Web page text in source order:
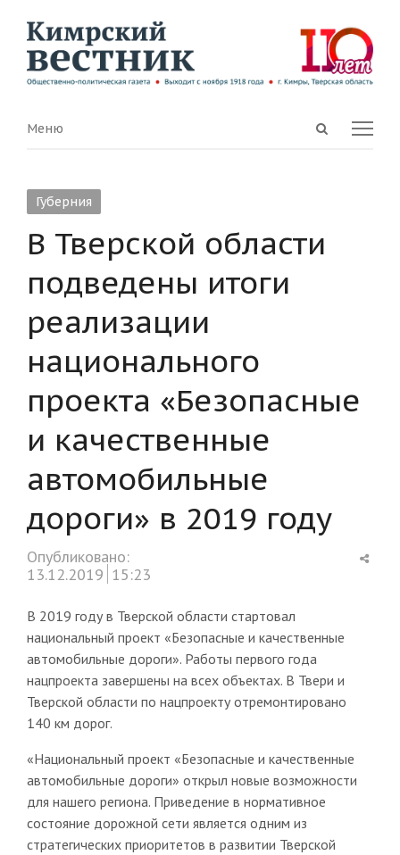
Open
Menu
Меню
Губерния
В Тверской области
подведены итоги
реализации
национального
проекта «Безопасные
и качественные
автомобильные
дороги» в 2019 году
Опубликовано:
13.12.2019 15:23
В 2019 году в Тверской области стартовал
национальный проект «Безопасные и качественные
автомобильные дороги». Работы первого года
нацпроекта завершены на всех объектах. В Твери и
Тверской области по нацпроекту отремонтировано
140 км дорог.
«Национальный проект «Безопасные и качественные
автомобильные дороги» открыл новые возможности
для нашего региона. Приведение в нормативное
состояние дорожной сети является одним из
стратегических приоритетов в развитии Тверской